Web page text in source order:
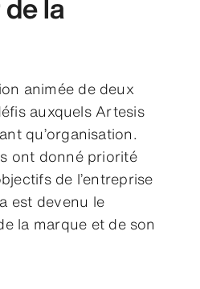
la
animée de deux
auxquels Artesis
qu’organisation.
ont donné priorité
de l’entreprise
est devenu le
la marque et de son